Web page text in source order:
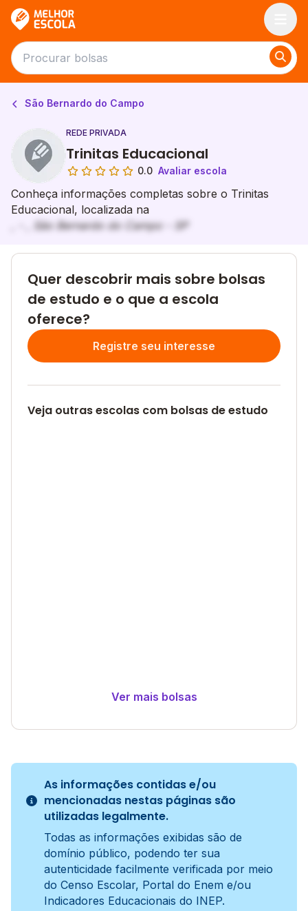
São Bernardo do Campo
REDE PRIVADA
Trinitas Educacional
0.0 Avaliar escola
Conheça informações completas sobre o Trinitas
Educacional, localizada na
, - , São Bernardo do Campo - SP
Quer descobrir mais sobre bolsas
de estudo e o que a escola
oferece?
Registre seu interesse
Veja outras escolas com bolsas de estudo
Ver mais bolsas
As informações contidas e/ou
mencionadas nestas páginas são
utilizadas legalmente.
Todas as informações exibidas são de
domínio público, podendo ter sua
autenticidade facilmente verificada por meio
do Censo Escolar, Portal do Enem e/ou
Indicadores Educacionais do INEP.